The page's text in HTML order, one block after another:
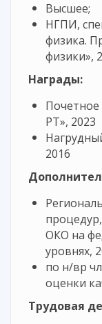
Высшее;
НГПИ,
физика.
физики»,
Награды:
Почетное
РТ», 2023
2016
ОКО на
уровнях,
по н/вр
оценки
Трудовая